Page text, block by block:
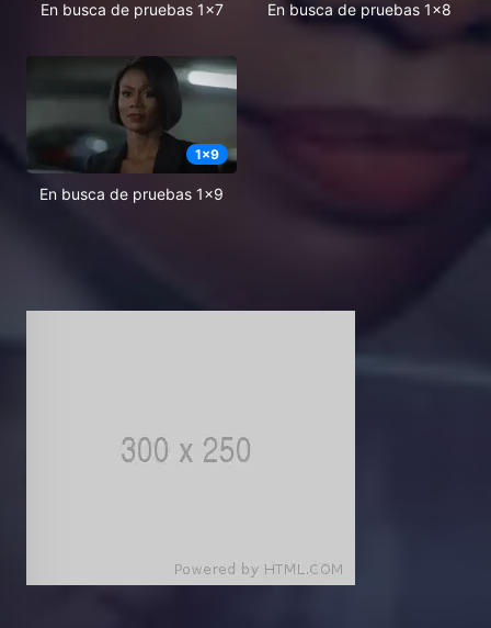
En busca de pruebas 1x7 En busca de pruebas 1x8
1x9
En busca de pruebas 1x9